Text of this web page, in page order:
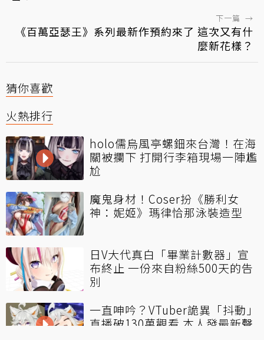
下一篇 →
《百萬亞瑟王》系列最新作預約來了 這次又有什
麼新花樣？
猜你喜歡
火熱排行
holo儒烏風亭螺鈿來台灣！在海
關被攔下 打開行李箱現場一陣尷
尬
魔鬼身材！Coser扮《勝利女
神：妮姬》瑪律恰那泳裝造型
日V大代真白「畢業計數器」宣
布終止 一份來自粉絲500天的告
別
一直呻吟？VTuber詭異「抖動」
直播破130萬觀看 本人發最新聲